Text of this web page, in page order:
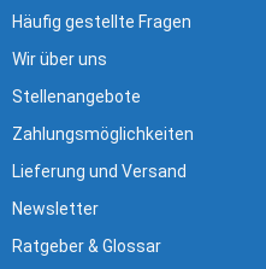
Häufig gestellte Fragen
Wir über uns
Stellenangebote
Zahlungsmöglichkeiten
Lieferung und Versand
Newsletter
Ratgeber & Glossar